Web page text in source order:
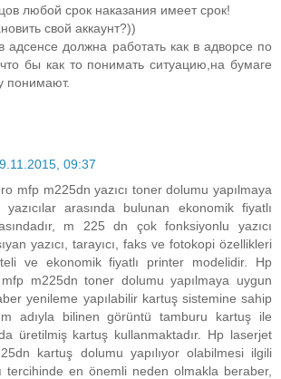
любой срок наказания имеет срок!
свой аккаунт?))
адсенсе должна работать как в адворсе по
бы как то понимать ситуацию,на бумаге
понимают.
09:37
mfp m225dn yazıcı toner dolumu yapılmaya
arasında bulunan ekonomik fiyatlı
m 225 dn çok fonksiyonlu yazıcı
yazıcı, tarayıcı, faks ve fotokopi özellikleri
ve ekonomik fiyatlı printer modelidir. Hp
m225dn toner dolumu yapılmaya uygun
yenileme yapılabilir kartuş sistemine sahip
adıyla bilinen görüntü tamburu kartuş ile
üretilmiş kartuş kullanmaktadır. Hp laserjet
kartuş dolumu yapılıyor olabilmesi ilgili
tercihinde en önemli neden olmakla beraber,